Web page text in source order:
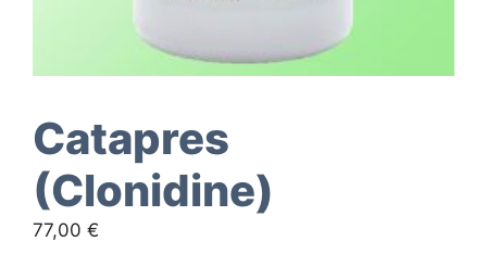
Catapres
(Clonidine)
77,00 €